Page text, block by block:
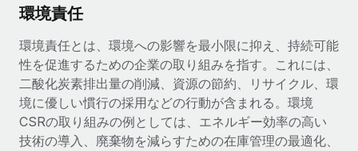
環境責任
環境責任とは、環境への影響を最小限に抑え、持続可能
性を促進するための企業の取り組みを指す。これには、
二酸化炭素排出量の削減、資源の節約、リサイクル、環
境に優しい慣行の採用などの行動が含まれる。環境
CSRの取り組みの例としては、エネルギー効率の高い
技術の導入、廃棄物を減らすための在庫管理の最適化、